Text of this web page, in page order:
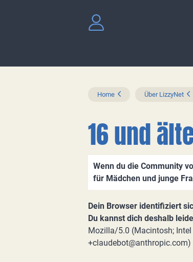
Home Über LizzyNet
16 und
Wenn du die Community
für Mädchen und junge
Dein Browser identifiziert
Du kannst dich deshalb
Mozilla/5.0 (Macintosh;
+claudebot@anthropic.com)